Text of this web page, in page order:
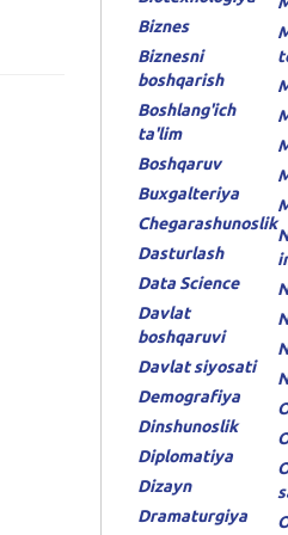
Biznes
Biznesni
boshqarish
Boshlang'ich
ta'lim
Boshqaruv
Buxgalteriya
Chegarashunoslik
Dasturlash
Data Science
Davlat
boshqaruvi
Davlat siyosati
Demografiya
Dinshunoslik
Diplomatiya
Dizayn
Dramaturgiya